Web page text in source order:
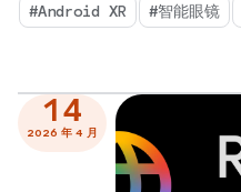
#Android XR #智能眼镜
14
2026 年 4 月